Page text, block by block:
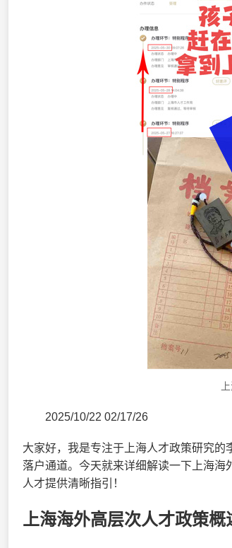
2025/10/22 02/17/26
大家好，我是专注于上海人才政策研究
落户通道。今天就来详细解读一下上海
人才提供清晰指引！
上海海外高层次人才政策概